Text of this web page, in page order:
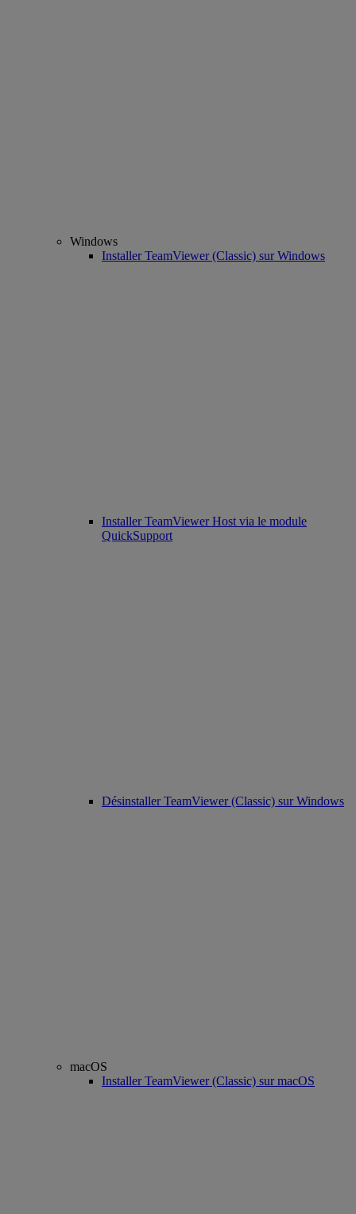
Windows
Installer TeamViewer (Classic) sur Windows
Installer TeamViewer Host via le module
QuickSupport
Désinstaller TeamViewer (Classic) sur Windows
macOS
Installer TeamViewer (Classic) sur macOS